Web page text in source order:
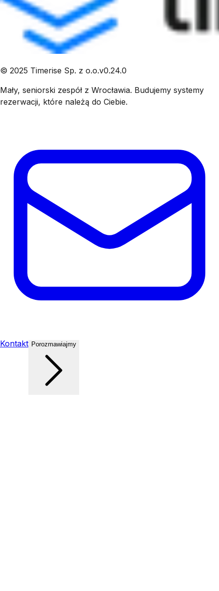
© 2025 Timerise Sp. z o.o.v0.24.0
Mały, seniorski zespół z Wrocławia. Budujemy systemy
rezerwacji, które należą do Ciebie.
Kontakt Porozmawiajmy